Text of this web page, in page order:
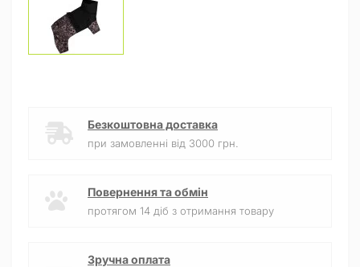
Безкоштовна доставка
при замовленні від 3000 грн.
Повернення та обмін
протягом 14 діб з отримання товару
Зручна оплата